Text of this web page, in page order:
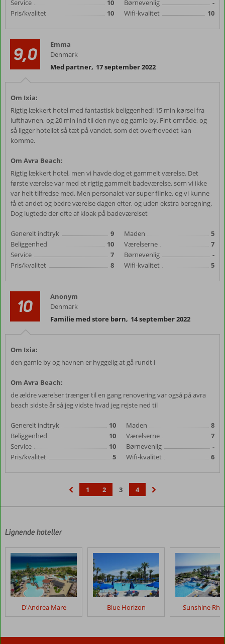
Service
10
Pris/kvalitet
10
Børnevenlig
-
Wifi-kvalitet
10
9,0
Emma
Denmark
Med partner, 17 september 2022
Om Ixia:
Rigtig lækkert hotel med fantastisk beliggenhed! 15 min kørsel fra
lufthavnen, og 20 min ind til den nye og gamle by. Fint område, og
så ligger hotellet så tæt på vandet, som det overhovedet kan
komme.
Om Avra Beach:
Rigtig lækkert hotel, men vi havde dog et gammelt værelse. Det
første værelse var med et rigtig gammelt badeværelse, som vi ikke
var helt tilfredse med. Men personalet var super flinke, og vi kunne
få et andet og bedre værelse dagen efter, og uden ekstra beregning.
Dog lugtede der ofte af kloak på badeværelset
Generelt indtryk
9
Beliggenhed
10
Service
7
Pris/kvalitet
8
Maden
5
Værelserne
7
Børnevenlig
-
Wifi-kvalitet
5
10
Anonym
Denmark
Familie med store børn, 14 september 2022
Om Ixia:
den gamle by og havnen er hyggelig at gå rundt i
Om Avra Beach:
de ældre værelser trænger til en gang renovering var også på avra
beach sidste år så jeg vidste hvad jeg rejste ned til
Generelt indtryk
10
Beliggenhed
10
Service
10
Pris/kvalitet
5
Maden
8
Værelserne
7
Børnevenlig
-
Wifi-kvalitet
6
1 2 3
4
Lignende hoteller
D'Andrea Mare Blue Horizon Sunshine